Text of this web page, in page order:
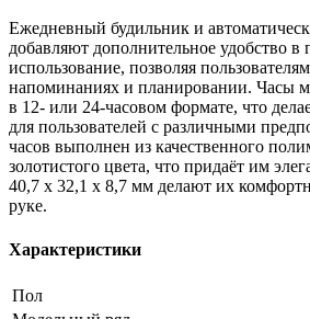
Ежедневный будильник и
добавляют дополнительное удобство в
использование, позволяя
напоминаниях и планировании. Часы
в 12- или 24-часовом формате, что
для пользователей с различными
часов выполнен из качественного
золотистого цвета, что придаёт им
40,7 x 32,1 x 8,7 мм делают их
руке.
Характеристики
Пол